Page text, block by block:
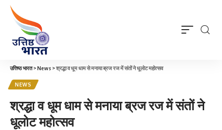
उत्तिष्ठ भारत>News >श्रद्धा व धूम धाम से मनाया ब्रज रज में संतों ने धूलोट महोत्सव
NEWS
श्रद्धा व धूम धाम से मनाया ब्रज रज में संतों ने
धूलोट महोत्सव